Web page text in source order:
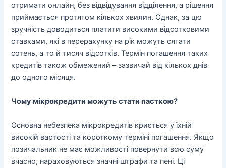
отримати онлайн, без відвідування відділення, а рішення
приймається протягом кількох хвилин. Однак, за цю
зручність доводиться платити високими відсотковими
ставками, які в перерахунку на рік можуть сягати
сотень, а то й тисяч відсотків. Термін погашення таких
кредитів також обмежений – зазвичай від кількох днів
до одного місяця.
Чому мікрокредити можуть стати пасткою?
Основна небезпека мікрокредитів криється у їхній
високій вартості та короткому терміні погашення. Якщо
позичальник не має можливості повернути всю суму
вчасно, нараховуються значні штрафи та пені. Ці